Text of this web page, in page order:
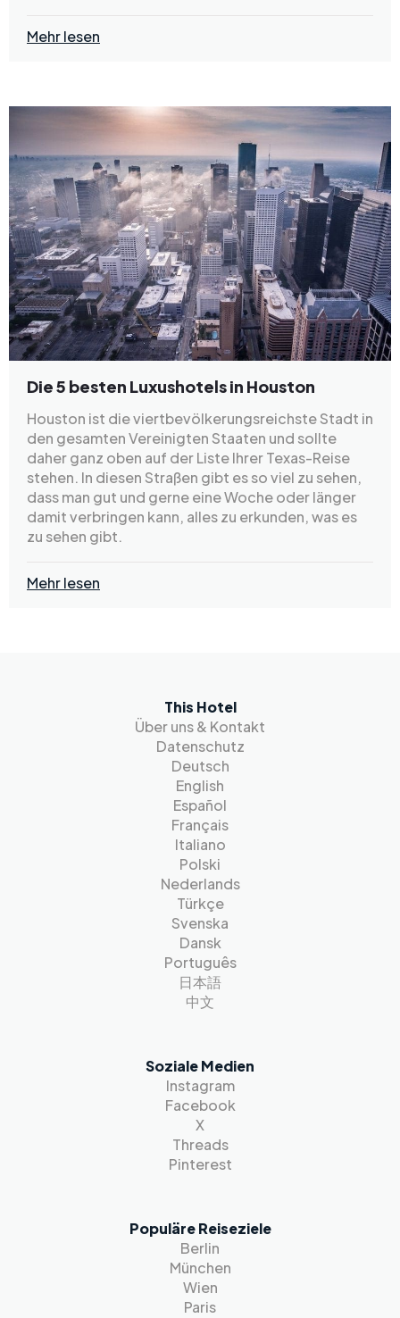
Mehr lesen
Die 5 besten Luxushotels in Houston
Houston ist die viertbevölkerungsreichste Stadt in
den gesamten Vereinigten Staaten und sollte
daher ganz oben auf der Liste Ihrer Texas-Reise
stehen. In diesen Straßen gibt es so viel zu sehen,
dass man gut und gerne eine Woche oder länger
damit verbringen kann, alles zu erkunden, was es
zu sehen gibt.
Mehr lesen
This Hotel
Über uns & Kontakt
Datenschutz
Deutsch
English
Español
Français
Italiano
Polski
Nederlands
Türkçe
Svenska
Dansk
Português
日本語
中文
Soziale Medien
Instagram
Facebook
X
Threads
Pinterest
Populäre Reiseziele
Berlin
München
Wien
Paris